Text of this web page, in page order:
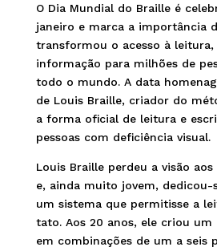
O Dia Mundial do Braille é
janeiro e marca a importância
transformou o acesso à leitura,
informação para milhões de
todo o mundo. A data
de Louis Braille, criador do
a forma oficial de leitura e
pessoas com deficiência visual.
Louis Braille perdeu a visão
e, ainda muito jovem, dedicou-
um sistema que permitisse a
tato. Aos 20 anos, ele criou um
em combinações de um a seis